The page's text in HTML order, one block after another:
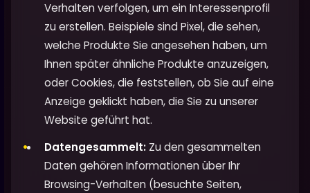
Verhalten verfolgen, um ein Interessenprofil
zu erstellen. Beispiele sind Pixel, die sehen,
welche Produkte Sie angesehen haben, um
Ihnen später ähnliche Produkte anzuzeigen,
oder Cookies, die feststellen, ob Sie auf eine
Anzeige geklickt haben, die Sie zu unserer
Website geführt hat.
Datengesammelt: Zu den gesammelten
Daten gehören Informationen über Ihr
Browsing-Verhalten (besuchte Seiten,